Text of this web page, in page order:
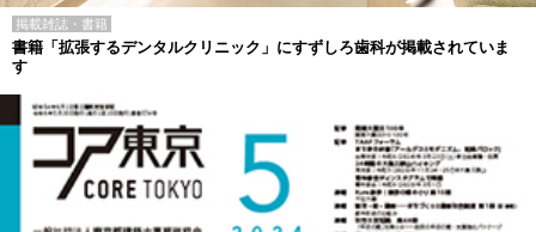
掲載雑誌・書籍
書籍「拡張するデンタルクリニック」にすずしろ歯科が掲載されていま
す